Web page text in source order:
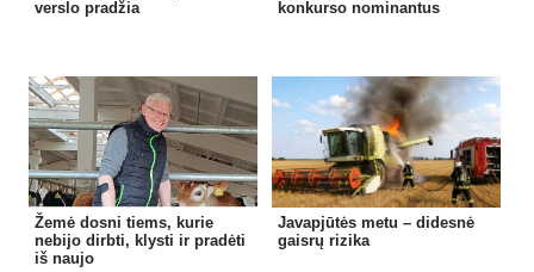
verslo pradžia
konkurso nominantus
Žemė dosni tiems, kurie
nebijo dirbti, klysti ir pradėti
iš naujo
Javapjūtės metu – didesnė
gaisrų rizika